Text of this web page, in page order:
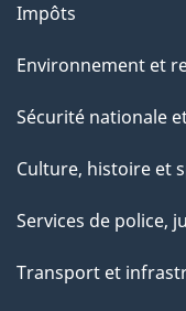
Impôts
Environnement et
Sécurité nationale
Culture, histoire et
Services de police,
Transport et